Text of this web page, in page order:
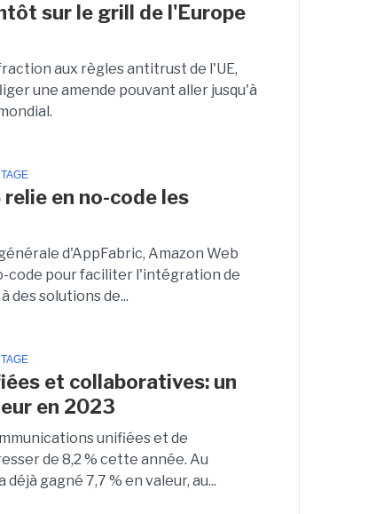
sur le grill de l'Europe
aux règles antitrust de l'UE,
une amende pouvant aller jusqu'à
relie en no-code les
d'AppFabric, Amazon Web
code pour faciliter l'intégration de
des solutions de...
et collaboratives: un
en 2023
unifiées et de
de 8,2 % cette année. Au
gagné 7,7 % en valeur, au...